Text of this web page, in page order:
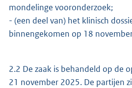
mondelinge vooronderzoek;
- (een deel van) het klinisch
binnengekomen op 18
2.2 De zaak is behandeld op de
21 november 2025. De partijen